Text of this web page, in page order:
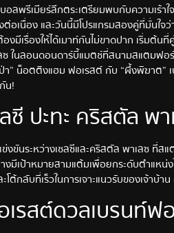
อลพรีเมียร์ลีกตระเตรียมพบกับความเร้
ต่อเนื่อง และวันนี้มีโปรแกรมสองคู่ที่มั่นใจ
องมีเรื่องให้ได้เมาท์กันไม่ขาดปาก เริ่มต้น
ซ ในลอนดอนดาร์บี้แมตช์ที่สนามสแตมฟ
ป่า” น็อตติงแฮม ฟอเรสต์ กับ “ผึ้งพิฆาต”
น!
ซี ปะทะ คริสตัล
ข่งขันระหว่างเชลซีและคริสตัล พาเลซ ที่
งมีเป้าหมายสามแต้มเพื่อยกระดับตำแหน่
โต้กลับที่เร็วในการเจาะแนวรับของเจ้า
รสต์ดวลเบรนท์